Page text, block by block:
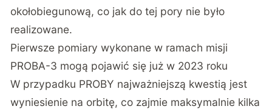
okołobiegunową, co jak do tej pory nie było
realizowane.
Pierwsze pomiary wykonane w ramach misji
PROBA-3 mogą pojawić się już w 2023 roku
W przypadku PROBY najważniejszą kwestią jest
wyniesienie na orbitę, co zajmie maksymalnie kilka